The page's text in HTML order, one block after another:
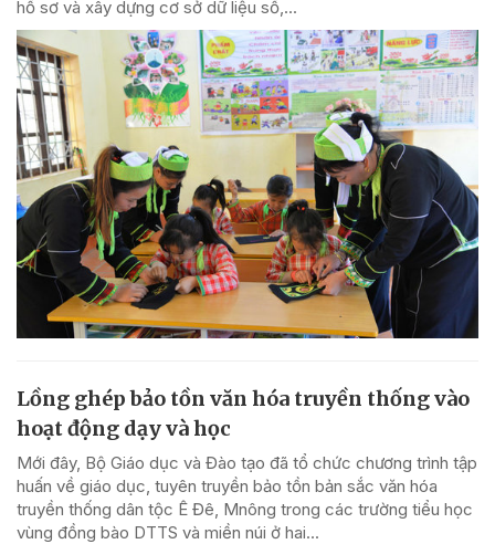
hồ sơ và xây dựng cơ sở dữ liệu số,...
Lồng ghép bảo tồn văn hóa truyền thống vào
hoạt động dạy và học
Mới đây, Bộ Giáo dục và Đào tạo đã tổ chức chương trình tập
huấn về giáo dục, tuyên truyền bảo tồn bản sắc văn hóa
truyền thống dân tộc Ê Đê, Mnông trong các trường tiểu học
vùng đồng bào DTTS và miền núi ở hai...